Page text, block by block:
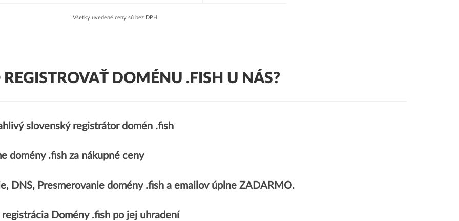
Všetky uvedené ceny sú bez DPH
REGISTROVAŤ DOMÉNU .FISH U NÁS?
slovenský registrátor domén .fish
domény .fish za nákupné ceny
DNS, Presmerovanie domény .fish a emailov úplne ZADARMO.
Domény .fish po jej uhradení